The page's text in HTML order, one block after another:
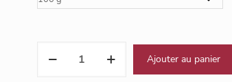
Ajouter au panier